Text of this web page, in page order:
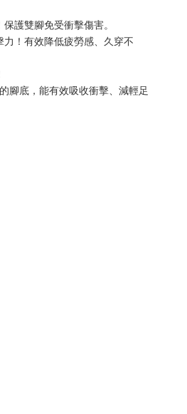
護雙腳免受衝擊傷害。
！有效降低疲勞感、久穿不
腳底，能有效吸收衝擊、減輕足